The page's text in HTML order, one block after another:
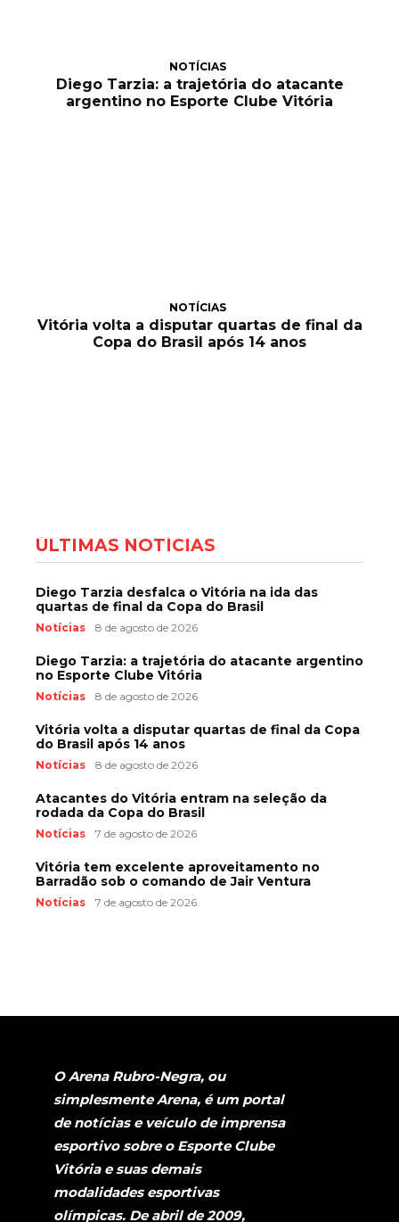
NOTÍCIAS
Diego Tarzia: a trajetória do atacante
argentino no Esporte Clube Vitória
NOTÍCIAS
Vitória volta a disputar quartas de final da
Copa do Brasil após 14 anos
ÚLTIMAS NOTÍCIAS
Diego Tarzia desfalca o Vitória na ida das
quartas de final da Copa do Brasil
Notícias 8 de agosto de 2026
Diego Tarzia: a trajetória do atacante argentino
no Esporte Clube Vitória
Notícias 8 de agosto de 2026
Vitória volta a disputar quartas de final da Copa
do Brasil após 14 anos
Notícias 8 de agosto de 2026
Atacantes do Vitória entram na seleção da
rodada da Copa do Brasil
Notícias 7 de agosto de 2026
Vitória tem excelente aproveitamento no
Barradão sob o comando de Jair Ventura
Notícias 7 de agosto de 2026
O Arena Rubro-Negra, ou
simplesmente Arena, é um portal
de notícias e veículo de imprensa
esportivo sobre o Esporte Clube
Vitória e suas demais
modalidades esportivas
olímpicas. De abril de 2009,